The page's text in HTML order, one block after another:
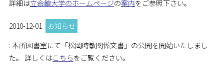
詳細は立命館大学のホームページの案内をご参照下さい。
2010-12-01
お知らせ
: 本所図書室にて「松岡時敏関係文書」の公開を開始いたしまし
た。 詳しくはこちらをご覧ください。